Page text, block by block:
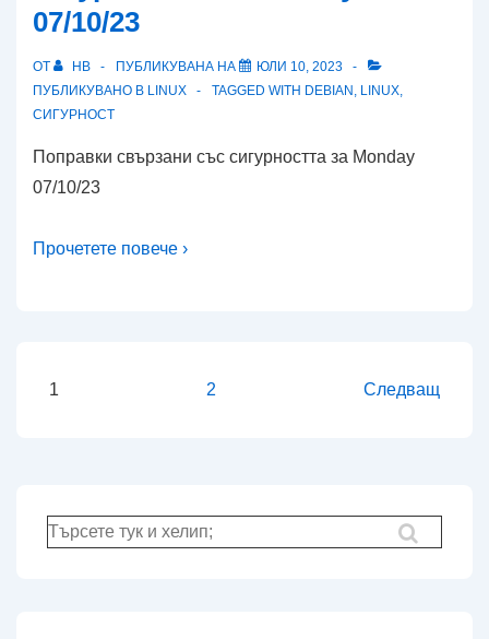
07/10/23
ОТ HB ПУБЛИКУВАНА НА
ЮЛИ 10, 2023
ПУБЛИКУВАНО В LINUX TAGGED WITH DEBIAN , LINUX,
СИГУРНОСТ
Поправки свързани със сигурността за Monday
07/10/23
Прочетете повече ›
Разделяне
страници
1 2 Следващ
Търсене
за: